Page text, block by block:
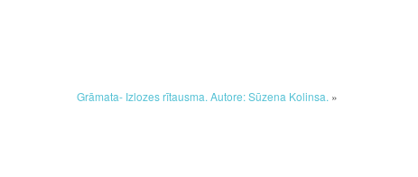
Grāmata- Izlozes rītausma. Autore: Sūzena Kolinsa. »